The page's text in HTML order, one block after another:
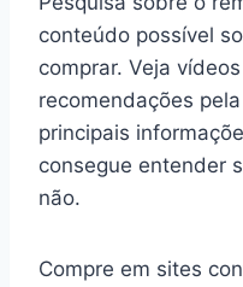
conteúdo possível
comprar. Veja
recomendações
principais
consegue entender
não.
Compre em sites